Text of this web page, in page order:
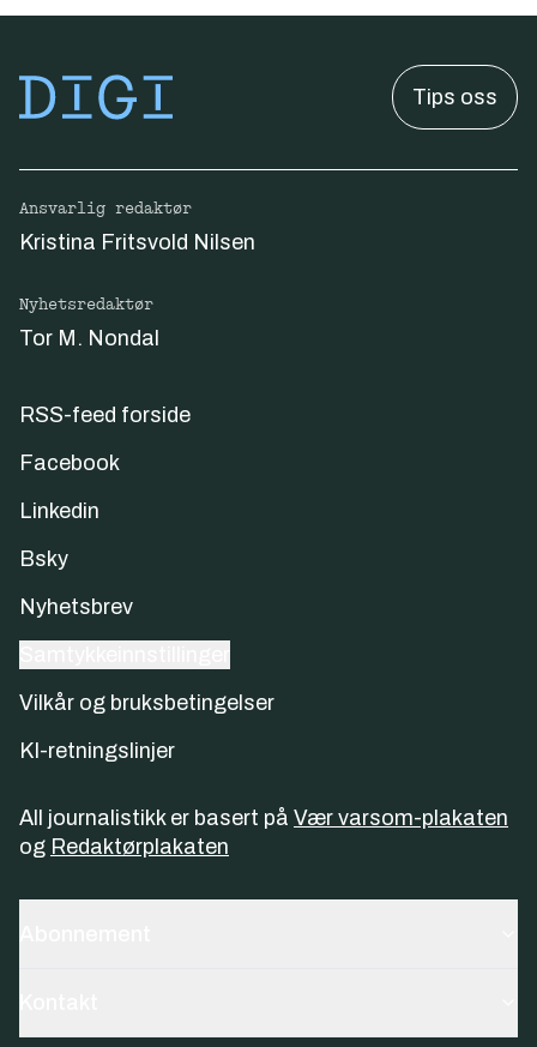
Tips oss
Ansvarlig redaktør
Kristina Fritsvold Nilsen
Nyhetsredaktør
Tor M. Nondal
RSS-feed forside
Facebook
Linkedin
Bsky
Nyhetsbrev
Vilkår og bruksbetingelser
KI-retningslinjer
All journalistikk er basert på Vær varsom-plakaten
og Redaktørplakaten